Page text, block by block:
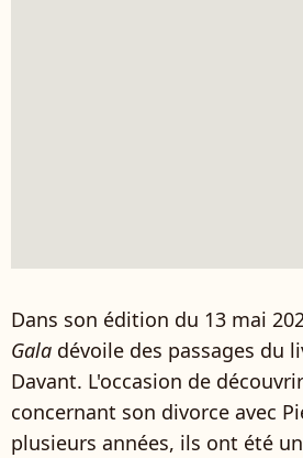
Dans son édition du 13 mai
Gala dévoile des passages du
Davant. L'occasion de
concernant son divorce avec
plusieurs années, ils ont été